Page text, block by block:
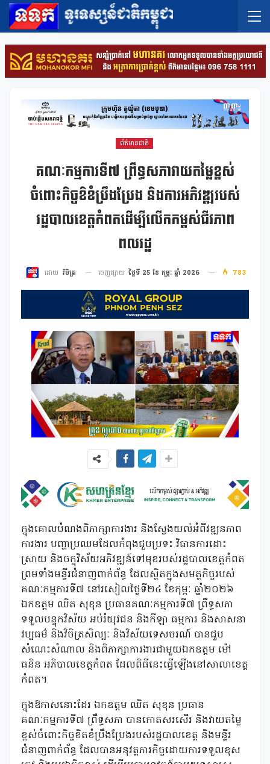
ព័ត៌មានជាតិ
គណៈកម្មការទី៧ ព្រឹទ្ធសភាវាយតម្លៃខ្ពស់
ចំពោះកិច្ចខិខំប្រឹងប្រែង និងការអភិវឌ្ឍរបស់
រដ្ឋបាលខេត្តកំពតដើម្បីលើកកម្ពស់ជីវភាព
ពលរដ្ឋ
ដោយ វិចិត្រ ចេញផ្សាយ ថ្ងៃទី 25 ខែ កុម្ភៈ ឆ្នាំ 2026 783
ក្នុងគោលបំណងពិភាក្សាការងារ និងស្វែងយល់អំពីវឌ្ឍនភាព
ការងារ បញ្ហាប្រឈមដែលកំពុងជួបប្រទះ វិធានការដោះ
ស្រាយ និងចក្ខុវិស័យអភិវឌ្ឍន៍ទៅមុខរបស់រដ្ឋបាលខេត្តកំពត
ព្រមទាំងមន្ទីរជំនាញពាក់ព័ន្ធ ដែលស្ថិតក្នុងសមត្ថកិច្ចរបស់
គណៈកម្មការទី៧ នៅរសៀលថ្ងៃទី២៤ ខែកុម្ភៈ ឆ្នាំ២០២៦
ឯកឧត្តម ឈិត សុខុន ប្រធានគណៈកម្មការទី៧ ព្រឹទ្ធសភា
ទទួលបន្ទុកវិស័យ អប់រំយុវជន និងកីឡា ធម្មការ និងសាសនា
វប្បធម៌ និងវិចិត្រសិល្បៈ និងវិស័យទេសចរណ៍ បានជួប
សំណេះសំណាល និងពិភាក្សាការងារជាមួយឯកឧត្តម ម៉ៅ
ធនិន អភិបាលខេត្តកំពត ដែលពិធីនេះធ្វើឡើងនៅសាលាខេត្ត
កំពត។
ក្នុងឱកាសនោះដែរ ឯកឧត្តម ឈិត សុខុន ប្រធាន
គណៈកម្មការទី៧ ព្រឹទ្ធសភា បានកោតសរសើរ និងវាយតម្លៃ
ខ្ពស់ចំពោះកិច្ចខិតខំប្រឹងប្រែងរបស់រដ្ឋបាលខេត្ត និងមន្ទីរ
ជំនាញពាក់ព័ន្ធ ដែលបានអនុវត្តភារកិច្ចដោយការទទួលខុស